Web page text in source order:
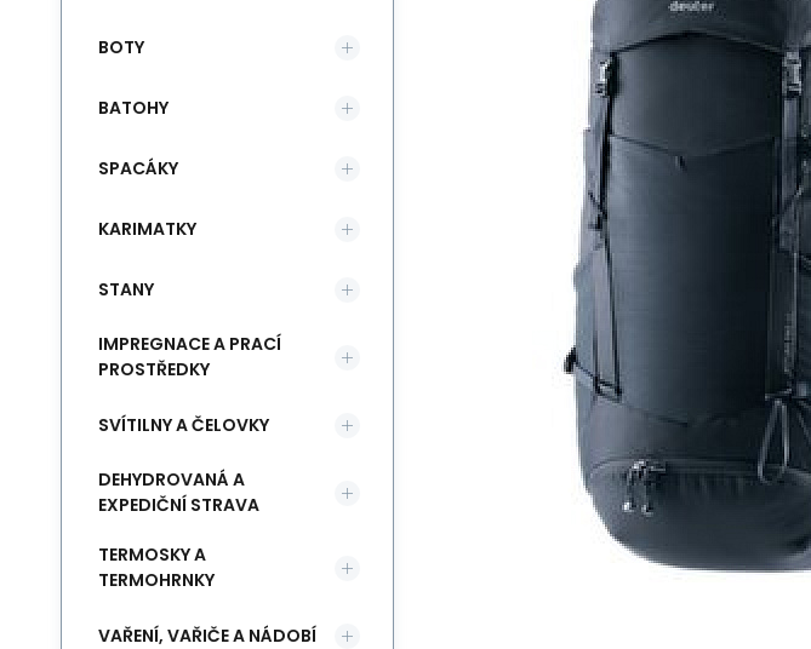
BOTY
BATOHY
SPACÁKY
KARIMATKY
STANY
IMPREGNACE A PRACÍ
PROSTŘEDKY
SVÍTILNY A ČELOVKY
DEHYDROVANÁ A
EXPEDIČNÍ STRAVA
TERMOSKY A
TERMOHRNKY
VAŘENÍ, VAŘIČE A NÁDOBÍ